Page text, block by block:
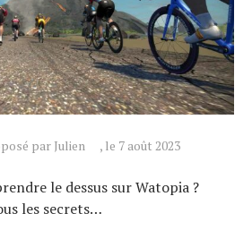
par Julien , le 7 août 2023
le dessus sur Watopia ?
les secrets…